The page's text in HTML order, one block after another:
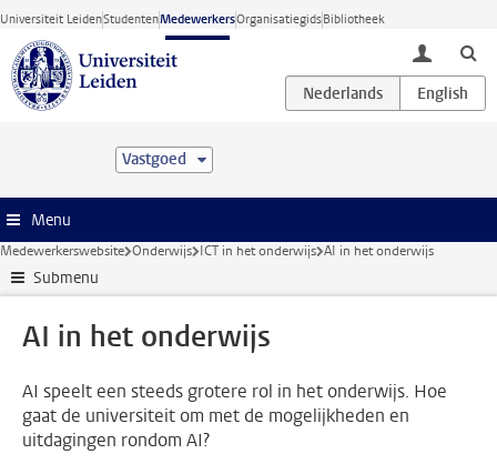
Ga direct naar de inhoud
Universiteit LeidenStudentenMedewerkersOrganisatiegidsBibliotheek
toggle
Vastgoed
Menu
Medewerkerswebsite Onderwijs ICT in het onderwijs AI in het onderwijs
Submenu
AI in het onderwijs
AI speelt een steeds grotere rol in het onderwijs. Hoe
gaat de universiteit om met de mogelijkheden en
uitdagingen rondom AI?